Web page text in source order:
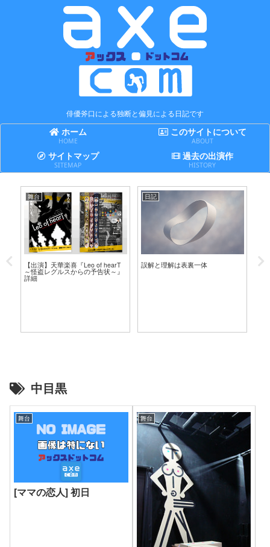
俳優斧口による独断と偏見による日記です
ホーム
HOME
このサイトについて
ABOUT
サイトマップ
SITEMAP
過去の出演作
HISTORY
舞台
【出演】天華楽喜『Leo of hearT
～怪盗レグルスからの予告状～』
詳細
日記
誤解と理解は表裏一体
中目黒
舞台
[ママの恋人] 初日
舞台